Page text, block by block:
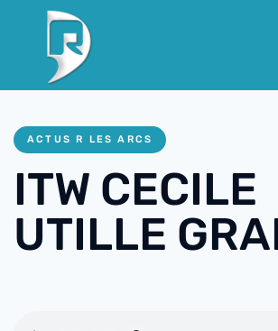
ACTUS R LES ARCS
ITW CECILE
UTILLE